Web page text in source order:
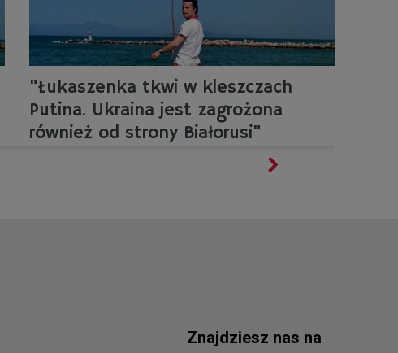
"Łukaszenka tkwi w kleszczach
Putina. Ukraina jest zagrożona
również od strony Białorusi"
Znajdziesz nas na